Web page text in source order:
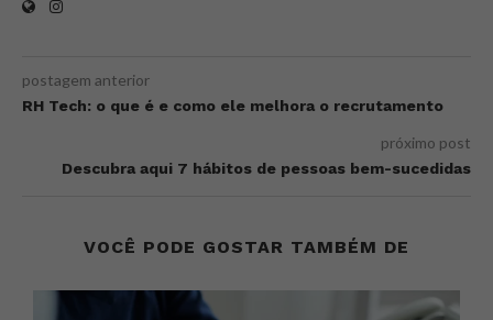
postagem anterior
RH Tech: o que é e como ele melhora o recrutamento
próximo post
Descubra aqui 7 hábitos de pessoas bem-sucedidas
VOCÊ PODE GOSTAR TAMBÉM DE